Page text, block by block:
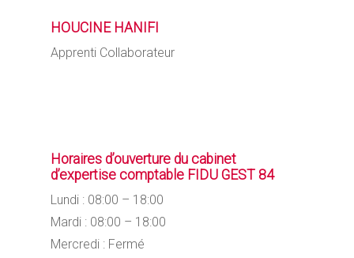
HOUCINE HANIFI
Apprenti Collaborateur
Horaires d’ouverture du cabinet
d’expertise comptable FIDU GEST 84
Lundi : 08:00 – 18:00
Mardi : 08:00 – 18:00
Mercredi : Fermé